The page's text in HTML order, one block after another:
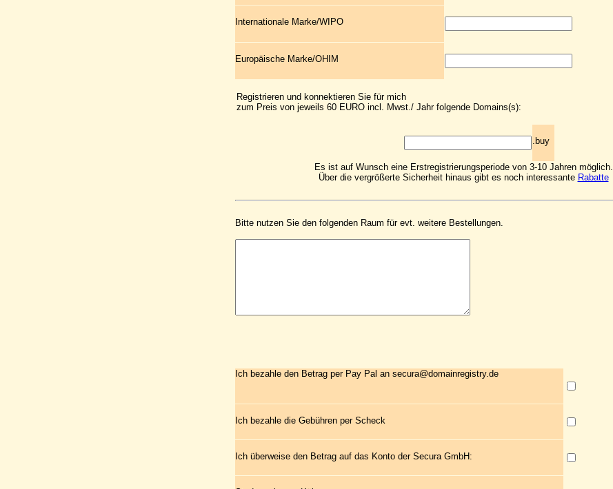
Internationale Marke/WIPO
Europäische Marke/OHIM
Registrieren und konnektieren Sie für mich
zum Preis von jeweils 60 EURO incl. Mwst./ Jahr folgende Domains(s):
.buy
Es ist auf Wunsch eine Erstregistrierungsperiode von 3-10 Jahren möglich.
Über die vergrößerte Sicherheit hinaus gibt es noch interessante Rabatte
Bitte nutzen Sie den folgenden Raum für evt. weitere Bestellungen.
Ich bezahle den Betrag per Pay Pal an secura@domainregistry.de
Ich bezahle die Gebühren per Scheck
Ich überweise den Betrag auf das Konto der Secura GmbH: